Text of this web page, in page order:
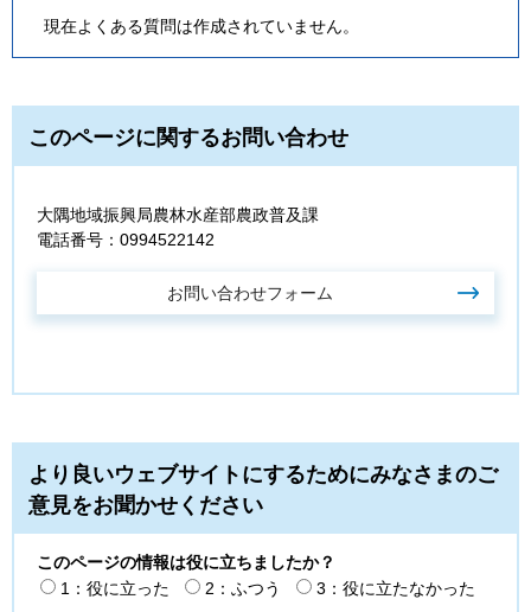
現在よくある質問は作成されていません。
このページに関するお問い合わせ
大隅地域振興局農林水産部農政普及課
電話番号：0994522142
より良いウェブサイトにするためにみなさまのご
意見をお聞かせください
このページの情報は役に立ちましたか？
1：役に立った
2：ふつう
3：役に立たなかった